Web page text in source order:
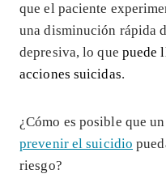
que el paciente
una disminución rápida
depresiva, lo que puede
acciones suicidas.
¿Cómo es posible que
prevenir el suicidio
riesgo?